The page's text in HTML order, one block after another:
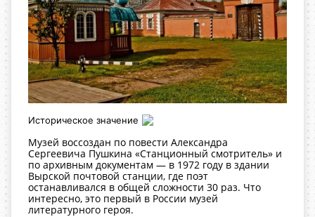
Историческое значение
Музей воссоздан по повести Александра
Сергеевича Пушкина «Станционный смотритель» и
по архивным документам — в 1972 году в здании
Вырской почтовой станции, где поэт
останавливался в общей сложности 30 раз. Что
интересно, это первый в России музей
литературного героя.